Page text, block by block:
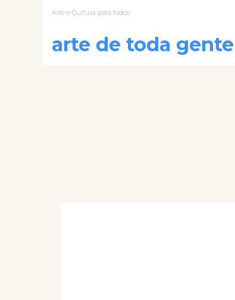
Arte e Cultura para todos
arte de toda gente